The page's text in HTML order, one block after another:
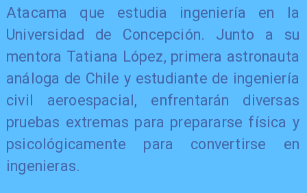
Atacama que estudia ingeniería en la
Universidad de Concepción. Junto a su
mentora Tatiana López, primera astronauta
análoga de Chile y estudiante de ingeniería
civil aeroespacial, enfrentarán diversas
pruebas extremas para prepararse física y
psicológicamente para convertirse en
ingenieras.